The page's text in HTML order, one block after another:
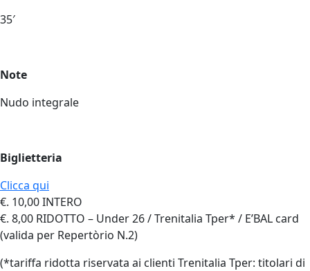
35′
Note
Nudo integrale
Biglietteria
Clicca qui
€. 10,00 INTERO
€. 8,00 RIDOTTO – Under 26 / Trenitalia Tper* / E’BAL card
(valida per Repertòrio N.2)
(*tariffa ridotta riservata ai clienti Trenitalia Tper: titolari di